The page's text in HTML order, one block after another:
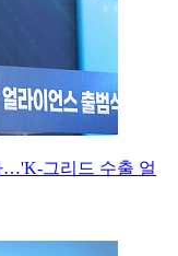
…'K-그리드 수출 얼